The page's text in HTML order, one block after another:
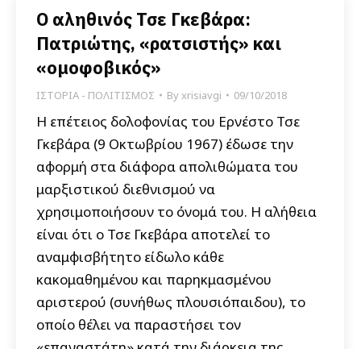
Ο αληθινός Τσε Γκεβάρα:
Πατριώτης, «ρατσιστής» και
«ομοφοβικός»
ΙΣΤΟΡΙΑ - ΠΟΛΙΤΙΣΜΟΣ Byxrisiavgi 09/10/2018
Η επέτειος δολοφονίας του Ερνέστο Τσε
Γκεβάρα (9 Οκτωβρίου 1967) έδωσε την
αφορμή στα διάφορα απολιθώματα του
μαρξιστικού διεθνισμού να
χρησιμοποιήσουν το όνομά του. Η αλήθεια
είναι ότι ο Τσε Γκεβάρα αποτελεί το
αναμφισβήτητο είδωλο κάθε
κακομαθημένου και παρηκμασμένου
αριστερού (συνήθως πλουσιόπαιδου), το
οποίο θέλει να παραστήσει τον